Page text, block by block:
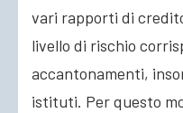
vari rapporti di
livello di rischio
accantonamenti,
istituti. Per questo